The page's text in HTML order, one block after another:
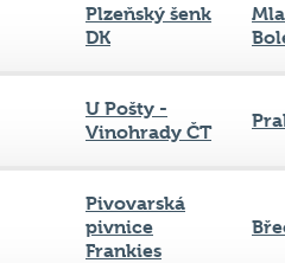
Plzeňský šenk
DK
U Pošty -
Vinohrady ČT
Pivovarská
pivnice
Frankies